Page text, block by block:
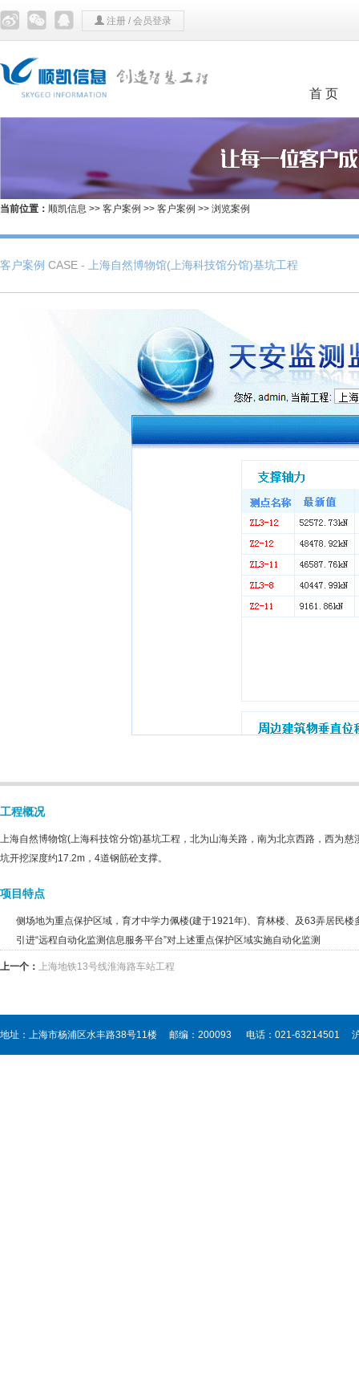
注册 / 会员登录
首 页
当前位置： 顺凯信息 >> 客户案例 >> 客户案例 >> 浏览案例
客户案例 CASE - ​上海自然博物馆(上海科技馆分馆)基坑工程
工程概况
上海自然博物馆(上海科技馆分馆)基坑工程，北为山海关路，南为北京西路，西为
坑开挖深度约17.2m，4道钢筋砼支撑。
项目特点
侧场地为重点保护区域，育才中学力佩楼(建于1921年)、育林楼、及63弄居民楼
引进“远程自动化监测信息服务平台”对上述重点保护区域实施自动化监测
上一个： 上海地铁13号线淮海路车站工程
地址：上海市杨浦区水丰路38号11楼 邮编：200093 电话：021-63214501